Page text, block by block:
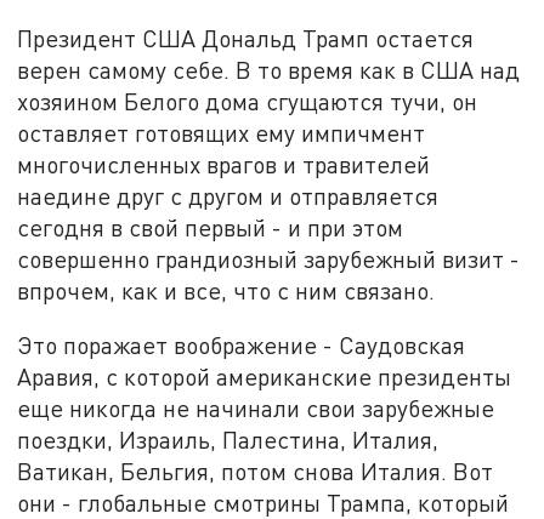
Президент США Дональд Трамп остается
верен самому себе. В то время как в США над
хозяином Белого дома сгущаются тучи, он
оставляет готовящих ему импичмент
многочисленных врагов и травителей
наедине друг с другом и отправляется
сегодня в свой первый - и при этом
совершенно грандиозный зарубежный визит -
впрочем, как и все, что с ним связано.
Это поражает воображение - Саудовская
Аравия, с которой американские президенты
еще никогда не начинали свои зарубежные
поездки, Израиль, Палестина, Италия,
Ватикан, Бельгия, потом снова Италия. Вот
они - глобальные смотрины Трампа, который